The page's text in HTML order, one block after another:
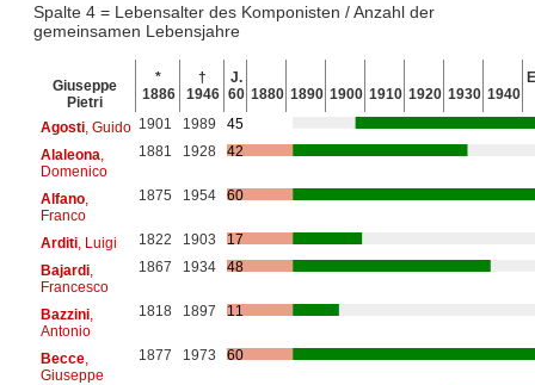
Spalte 4 = Lebensalter des Komponisten / Anzahl der
gemeinsamen Lebensjahre
Giuseppe
Pietri
*
1886
†
1946
J.
60 1880 1890 1900 1910 1920 1930 1940
Agosti, Guido 1901 1989
45
Alaleona
Domenico
1881 1928 42
Alfano,
Franco
1875 1954 60
Arditi, Luigi 1822 1903
17
Bajardi,
Francesco
1867 1934 48
Bazzini,
Antonio
1818 1897 11
Becce,
Giuseppe
1877 1973 60